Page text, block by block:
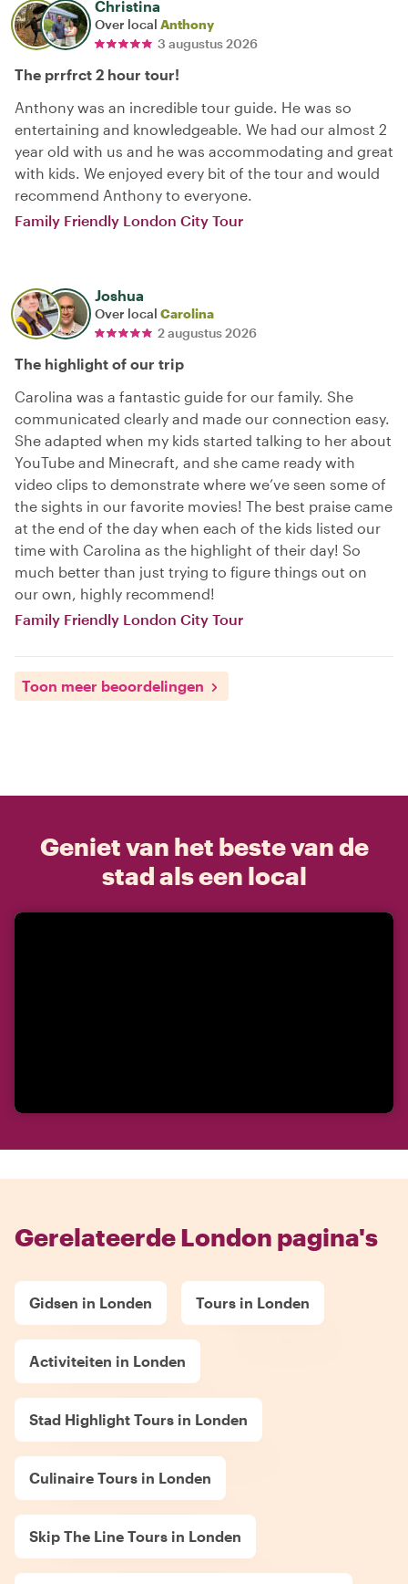
Christina
Over local Anthony
3 augustus 2026
The prrfrct 2 hour tour!
Anthony was an incredible tour guide. He was so
entertaining and knowledgeable. We had our almost 2
year old with us and he was accommodating and great
with kids. We enjoyed every bit of the tour and would
recommend Anthony to everyone.
Family Friendly London City Tour
Joshua
Over local Carolina
2 augustus 2026
The highlight of our trip
Carolina was a fantastic guide for our family. She
communicated clearly and made our connection easy.
She adapted when my kids started talking to her about
YouTube and Minecraft, and she came ready with
video clips to demonstrate where we’ve seen some of
the sights in our favorite movies! The best praise came
at the end of the day when each of the kids listed our
time with Carolina as the highlight of their day! So
much better than just trying to figure things out on
our own, highly recommend!
Family Friendly London City Tour
Toon meer beoordelingen
Geniet van het beste van de
stad als een local
Gerelateerde London pagina's
Gidsen in Londen Tours in Londen
Activiteiten in Londen
Stad Highlight Tours in Londen
Culinaire Tours in Londen
Skip The Line Tours in Londen